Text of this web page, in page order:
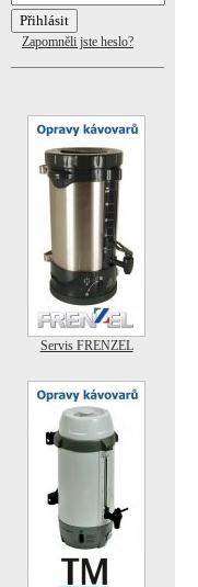
Zapomněli jste heslo?
Servis FRENZEL